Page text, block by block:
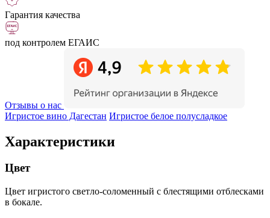
Гарантия качества
под контролем ЕГАИС
Отзывы о нас
Игристое вино Дагестан Игристое белое полусладкое
Характеристики
Цвет
Цвет игристого светло-соломенный с блестящими отблесками
в бокале.